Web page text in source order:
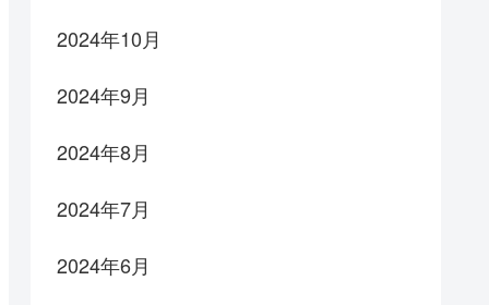
2024年10月
2024年9月
2024年8月
2024年7月
2024年6月